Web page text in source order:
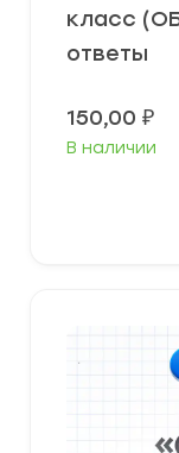
класс
ответы
150,00 ₽
В наличии